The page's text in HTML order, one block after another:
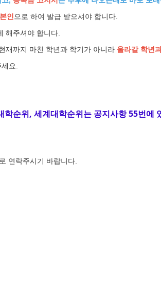
인으로 하여 발급 받으셔야 합니다.
해주셔야 합니다.
재까지 마친 학년과 학기가 아니라 올라갈 학년
요.
순위, 세계대학순위는 공지사항 55번
연락주시기 바랍니다.